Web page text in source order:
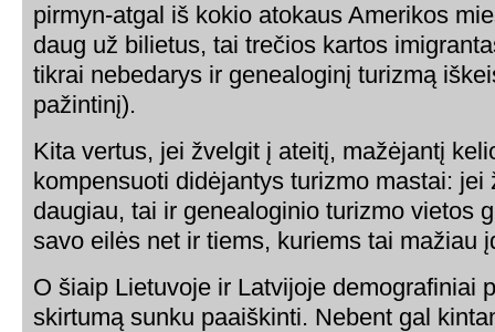
pirmyn-atgal iš kokio atokaus Amerikos
daug už bilietus, tai trečios kartos
tikrai nebedarys ir genealoginį turizmą
pažintinį).
Kita vertus, jei žvelgit į ateitį, mažėjantį
kompensuoti didėjantys turizmo mastai: jei
daugiau, tai ir genealoginio turizmo vietos
savo eilės net ir tiems, kuriems tai mažiau
O šiaip Lietuvoje ir Latvijoje demografiniai
skirtumą sunku paaiškinti. Nebent gal